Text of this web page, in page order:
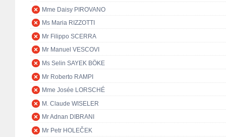
Mme Daisy PIROVANO
Ms Maria RIZZOTTI
Mr Filippo SCERRA
Mr Manuel VESCOVI
Ms Selin SAYEK BÖKE
Mr Roberto RAMPI
Mme Josée LORSCHÉ
M. Claude WISELER
Mr Adnan DIBRANI
Mr Petr HOLEČEK